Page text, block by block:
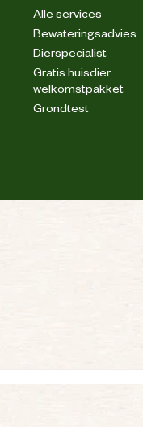
Alle services
Bewateringsadvies
Dierspecialist
Gratis huisdier
welkomstpakket
Grondtest